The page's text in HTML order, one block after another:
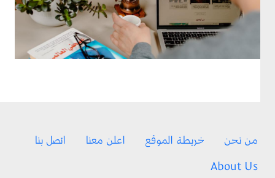
من نحن خريطة الموقع اعلن معنا
اتصل بنا
About Us